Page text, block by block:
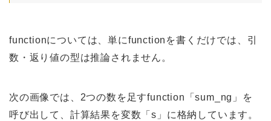
functionについては、単にfunctionを書くだけでは、引
数・返り値の型は推論されません。
次の画像では、2つの数を足すfunction「sum_ng」を
呼び出して、計算結果を変数「s」に格納しています。